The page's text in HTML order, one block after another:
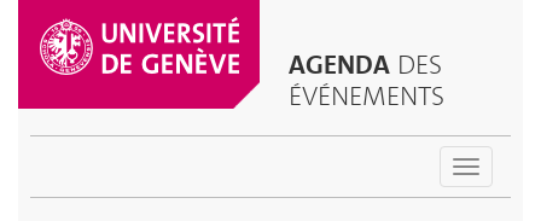
AGENDA DES
ÉVÉNEMENTS
Toggle